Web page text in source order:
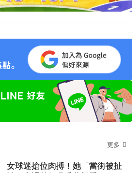
更多
女球迷搶位肉搏！她「當街被扯